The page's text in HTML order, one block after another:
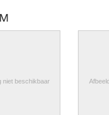
niet beschikbaar